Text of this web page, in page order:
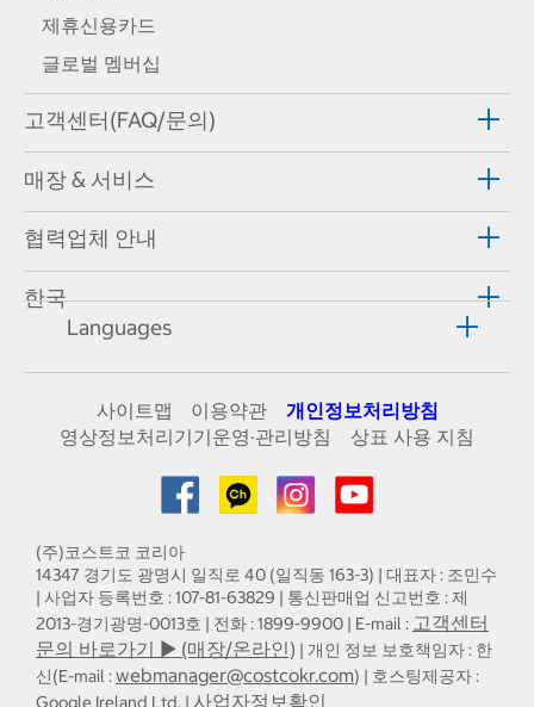
제휴신용카드
글로벌 멤버십
고객센터(FAQ/문의)
매장 & 서비스
협력업체 안내
한국
Languages
사이트맵 이용약관
개인정보처리방침
영상정보처리기기운영·관리방침
상표 사용 지침
(주)코스트코 코리아
14347 경기도 광명시 일직로 40 (일직동 163-3) | 대표자 : 조민수
| 사업자 등록번호 : 107-81-63829 | 통신판매업 신고번호 : 제
2013-경기광명-0013호 | 전화 : 1899-9900 | E-mail : 고객센터
문의 바로가기 ▶ (매장/온라인) | 개인 정보 보호책임자 : 한
신(E-mail :webmanager@costcokr.com) | 호스팅제공자 :
Google Ireland Ltd. | 사업자정보확인